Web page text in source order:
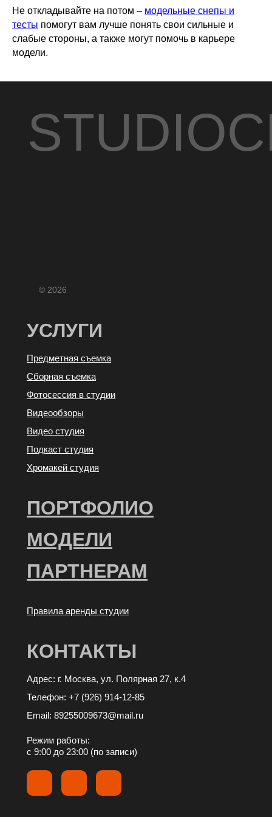
Не откладывайте на потом – модельные снепы и
тесты помогут вам лучше понять свои сильные и
слабые стороны, а также могут помочь в карьере
модели.
Правила аренды студии
УСЛУГИ
ПОРТФОЛИО
МОДЕЛИ
ПАРТНЕРАМ
КОНТАКТЫ
Предметная съемка
Фотосессия в студии
Видео студия
Сборная съемка
Видеообзоры
Подкаст студия
Хромакей студия
© 2026
Адрес: г. Москва, ул. Полярная 27, к.4
Режим работы:
с 9:00 до 23:00 (по записи)
Телефон: +7 (926) 914-12-85
Email: 89255009673@mail.ru